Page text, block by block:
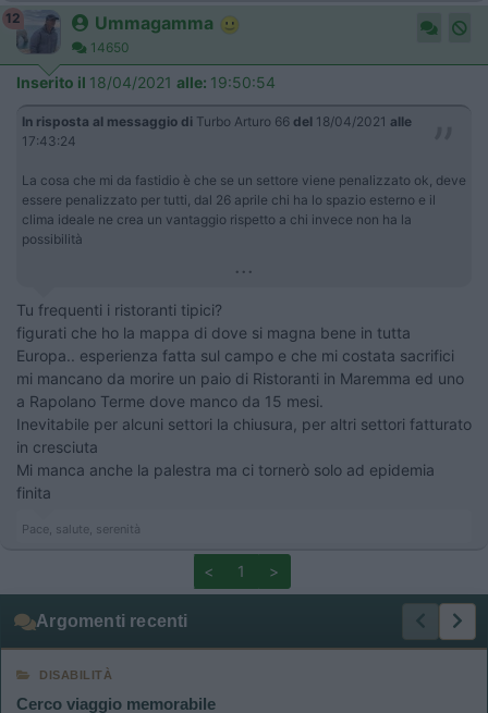
12
Ummagamma
14650
Inserito il 18/04/2021 alle: 19:50:54
In risposta al messaggio di Turbo Arturo 66 del 18/04/2021 alle
17:43:24
La cosa che mi da fastidio è che se un settore viene penalizzato ok, deve
essere penalizzato per tutti, dal 26 aprile chi ha lo spazio esterno e il
clima ideale ne crea un vantaggio rispetto a chi invece non ha la
possibilità
...
Tu frequenti i ristoranti tipici?
figurati che ho la mappa di dove si magna bene in tutta
Europa.. esperienza fatta sul campo e che mi costata sacrifici
mi mancano da morire un paio di Ristoranti in Maremma ed uno
a Rapolano Terme dove manco da 15 mesi.
Inevitabile per alcuni settori la chiusura, per altri settori fatturato
in cresciuta
Mi manca anche la palestra ma ci tornerò solo ad epidemia
finita
Pace, salute, serenità
< 1 >
Argomenti recenti
DISABILITÀ
Cerco viaggio memorabile